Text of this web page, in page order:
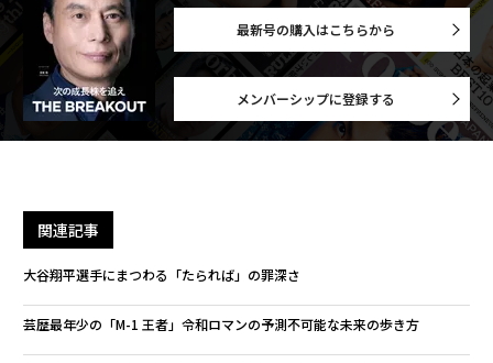
最新号の購入はこちらから
メンバーシップに登録する
関連記事
大谷翔平選手にまつわる「たられば」の罪深さ
芸歴最年少の「M-1 王者」令和ロマンの予測不可能な未来の歩き方